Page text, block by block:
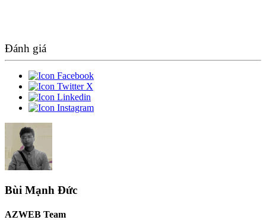
Đánh giá
Bùi Mạnh Đức
AZWEB Team